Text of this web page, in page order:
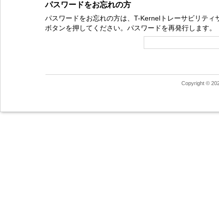
パスワードをお忘れの方
パスワードをお忘れの方は、T-Kernelトレーサビリテ
ボタンを押してください。パスワードを再発行します。
Copyright ©